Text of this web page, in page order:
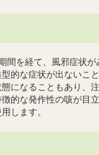
を経て、風邪症状が
的な症状が出ないこ
になることもあり、注
的な発作性の咳が目
します。